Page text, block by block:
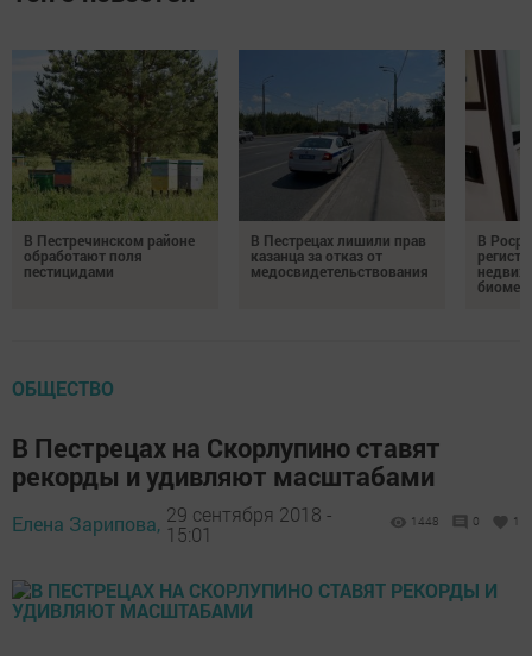
В Пестречинском районе
обработают поля
пестицидами
В Пестрецах лишили прав
казанца за отказ от
медосвидетельствования
В
ОБЩЕСТВО
В Пестрецах на Скорлупино ставят
рекорды и удивляют масштабами
Елена Зарипова, 29 сентября 2018 -
15:01
1448 0 1